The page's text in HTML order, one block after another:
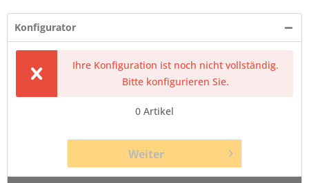
Konfigurator
Ihre Konfiguration ist noch nicht vollständig.
Bitte konfigurieren Sie.
0 Artikel
Weiter